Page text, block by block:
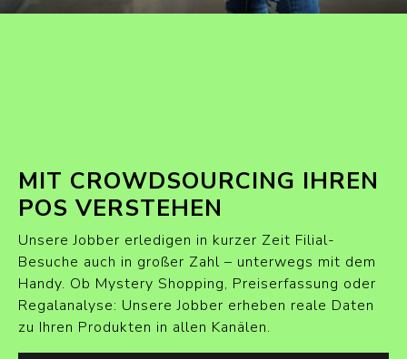
MIT CROWDSOURCING IHREN
POS VERSTEHEN
Unsere Jobber erledigen in kurzer Zeit Filial-
Besuche auch in großer Zahl – unterwegs mit dem
Handy. Ob Mystery Shopping, Preiserfassung oder
Regalanalyse: Unsere Jobber erheben reale Daten
zu Ihren Produkten in allen Kanälen.